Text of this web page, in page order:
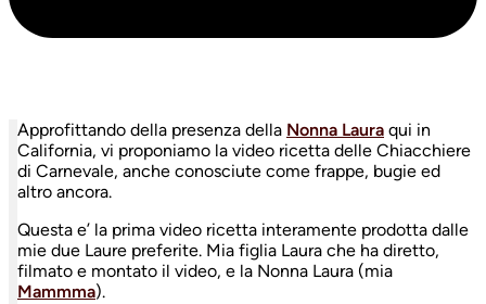
Approfittando della presenza della Nonna Laura qui in
California, vi proponiamo la video ricetta delle Chiacchiere
di Carnevale, anche conosciute come frappe, bugie ed
altro ancora.
Questa e’ la prima video ricetta interamente prodotta dalle
mie due Laure preferite. Mia figlia Laura che ha diretto,
filmato e montato il video, e la Nonna Laura (mia
Mammma).